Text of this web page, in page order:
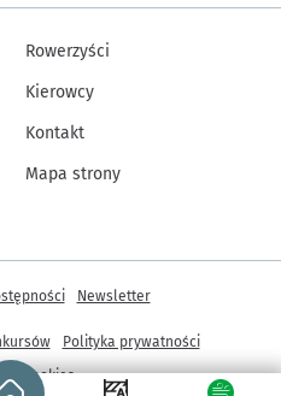
Strona główna - wroclaw.pl
Rowerzyści
Kierowcy
Kontakt
Mapa strony
Newsletter
Polityka prywatności
cookies